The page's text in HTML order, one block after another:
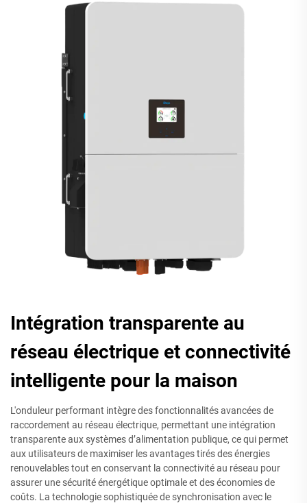
Intégration transparente au
réseau électrique et connectivité
intelligente pour la maison
L'onduleur performant intègre des fonctionnalités avancées de
raccordement au réseau électrique, permettant une intégration
transparente aux systèmes d’alimentation publique, ce qui permet
aux utilisateurs de maximiser les avantages tirés des énergies
renouvelables tout en conservant la connectivité au réseau pour
assurer une sécurité énergétique optimale et des économies de
coûts. La technologie sophistiquée de synchronisation avec le